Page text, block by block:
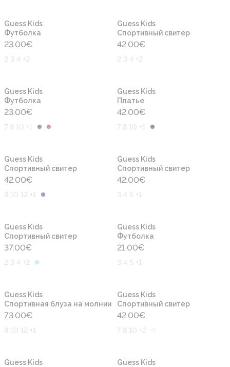
Guess Kids
Футболка
23.00€
2 3 4 +2
Guess Kids
Cпортивный свитер
42.00€
2 3 4 +2
Guess Kids
Футболка
23.00€
7 8 10 +1
Guess Kids
Платье
42.00€
7 8 10 +1
Guess Kids
Cпортивный свитер
42.00€
8 10 12 +1
Guess Kids
Cпортивный свитер
42.00€
3 4 5 +1
Guess Kids
Cпортивный свитер
37.00€
2 3 4 +2
Guess Kids
Футболка
21.00€
3 4 5 +1
Guess Kids
Спортивная блуза на молнии
73.00€
8 10 12 +1
Guess Kids
Cпортивный свитер
42.00€
7 8 10 +2
Guess Kids
Guess Kids